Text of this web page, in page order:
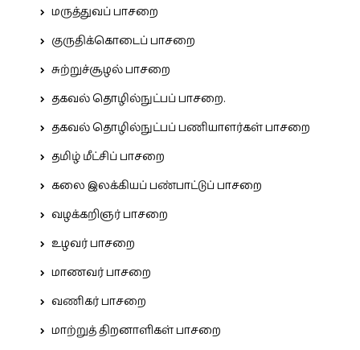
மருத்துவப் பாசறை
குருதிக்கொடைப் பாசறை
சுற்றுச்சூழல் பாசறை
தகவல் தொழில்நுட்பப் பாசறை.
தகவல் தொழில்நுட்பப் பணியாளர்கள் பாசறை
தமிழ் மீட்சிப் பாசறை
கலை இலக்கியப் பண்பாட்டுப் பாசறை
வழக்கறிஞர் பாசறை
உழவர் பாசறை
மாணவர் பாசறை
வணிகர் பாசறை
மாற்றுத் திறனாளிகள் பாசறை